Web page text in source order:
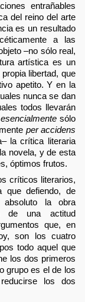
entrañables
del reino del arte
es un resultado
a las
–no sólo real,
artística es un
libertad, que
apetito. Y en la
nunca se dan
todos llevarán
esencialmentesólo
per accidens
la crítica literaria
novela, y de esta
óptimos frutos.
críticos literarios,
que defiendo, de
la obra
de una actitud
que, en
son los cuatro
todo aquel que
los dos primeros
grupo es el de los
los dos